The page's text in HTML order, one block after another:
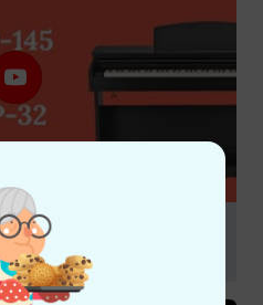
vs. GEWA DP-510 vs.
E-Pianos im Vergleich